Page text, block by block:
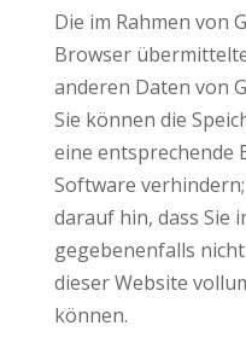
Die im Rahmen von
Browser
anderen Daten von
Sie können die
eine entsprechende
Software
darauf hin, dass Sie
gegebenenfalls
dieser Website
können.